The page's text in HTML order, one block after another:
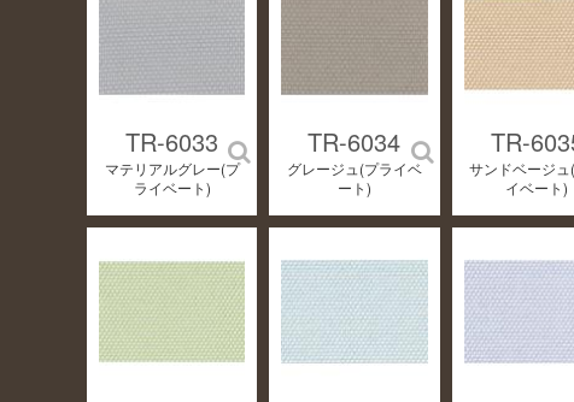
TR-6033
マテリアルグレー(プ
ライベート)
TR-6034
グレージュ(プライベ
ート)
TR-
サンドベージュ
イベート)